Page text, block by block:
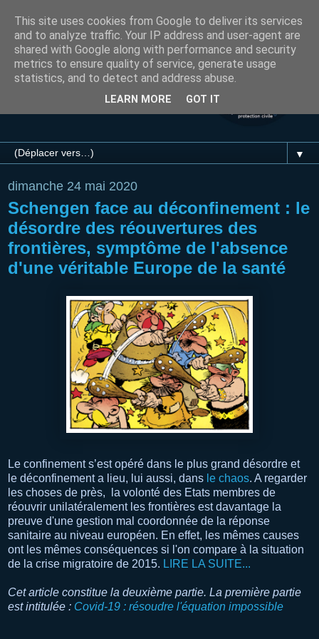
▼
dimanche 24 mai 2020
Schengen face au déconfinement : le
désordre des réouvertures des
frontières, symptôme de l'absence
d'une véritable Europe de la santé
Le confinement s’est opéré dans le plus grand désordre et
le déconfinement a lieu, lui aussi, dans le chaos. A regarder
les choses de près, la volonté des Etats membres de
réouvrir unilatéralement les frontières est davantage la
preuve d'une gestion mal coordonnée de la réponse
sanitaire au niveau européen. En effet, les mêmes causes
ont les mêmes conséquences si l'on compare à la situation
de la crise migratoire de 2015. LIRE LA SUITE...
Cet article constitue la deuxième partie. La première partie
est intitulée : Covid-19 : résoudre l'équation impossible
This site uses cookies from Google to deliver its services
and to analyze traffic. Your IP address and user-agent are
shared with Google along with performance and security
metrics to ensure quality of service, generate usage
statistics, and to detect and address abuse.
LEARN MORE GOT IT